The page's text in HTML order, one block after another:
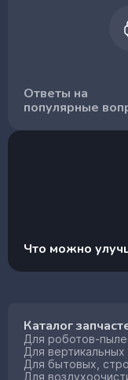
Ответы на
популярные
Что можно
Каталог
Для роботов-
Для
Для бытовых,
Для